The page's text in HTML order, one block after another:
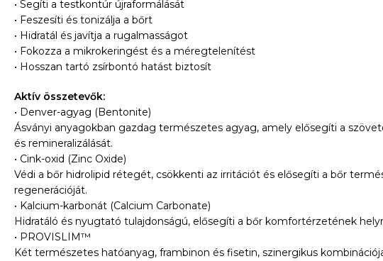
• Segíti a testkontúr újraformálását
• Feszesíti és tonizálja a bőrt
• Hidratál és javítja a rugalmasságot
• Fokozza a mikrokeringést és a méregtelenítést
• Hosszan tartó zsírbontó hatást biztosít
Aktív összetevők:
• Denver-agyag (Bentonite)
Ásványi anyagokban gazdag természetes agyag, amely elősegíti a
és remineralizálását.
• Cink-oxid (Zinc Oxide)
Védi a bőr hidrolipid rétegét, csökkenti az irritációt és elősegíti a bőr
regenerációját.
• Kalcium-karbonát (Calcium Carbonate)
Hidratáló és nyugtató tulajdonságú, elősegíti a bőr komfortérzetének
• PROVISLIM™
Két természetes hatóanyag, frambinon és fisetin, szinergikus